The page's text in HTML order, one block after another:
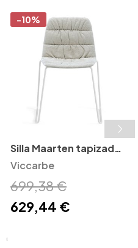
-10%
Silla Maarten tapizada
Outdoor Viccarbe
Viccarbe
699,38 €
629,44 €